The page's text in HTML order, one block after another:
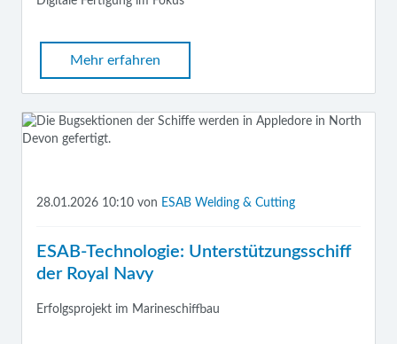
Mehr erfahren
28.01.2026 10:10 von ESAB Welding & Cutting
ESAB-Technologie: Unterstützungsschiff
der Royal Navy
Erfolgsprojekt im Marineschiffbau